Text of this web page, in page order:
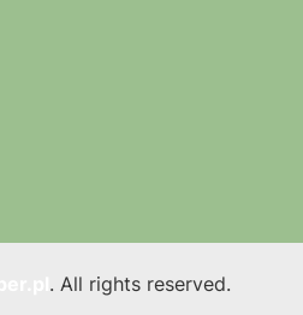
. All rights reserved.